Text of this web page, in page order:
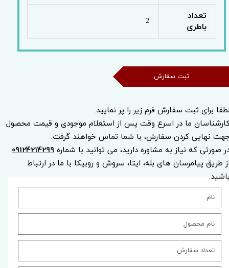
تعداد
باطری
2
برای ثبت سفارش فرم زیر را پر نمایید.
ما در اسرع وقت پس از استعلام موجودی و قیمت محصول
نهایی کردن سفارش، با شما تماس خواهند گرفت.
صورتی که نیاز به مشاوره دارید، می توانید با شماره09124214299
طریق پیامرسان های بله، ایتا، سروش و روبیکا با ما در ارتباط
ثبت سفارش